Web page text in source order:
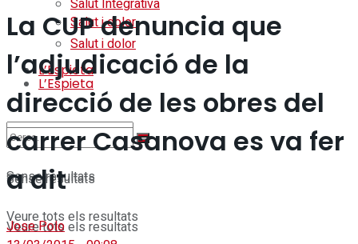
Salut i dolor
L’Espieta
Sense resultats
Veure tots els resultats
Salut Integrativa
Salut i dolor
L’Espieta
Sense resultats
Veure tots els resultats
La CUP denuncia que
l’adjudicació de la
direcció de les obres del
carrer Casanova es va fer
a dit
Jose Polo